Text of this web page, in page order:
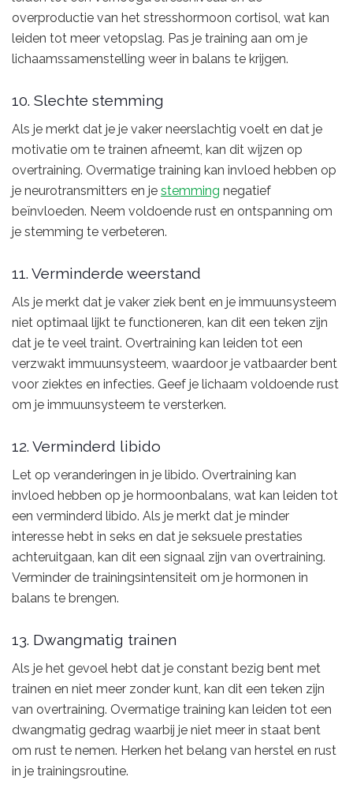
overproductie van het stresshormoon cortisol, wat kan
leiden tot meer vetopslag. Pas je training aan om je
lichaamssamenstelling weer in balans te krijgen.
10. Slechte stemming
Als je merkt dat je je vaker neerslachtig voelt en dat je
motivatie om te trainen afneemt, kan dit wijzen op
overtraining. Overmatige training kan invloed hebben op
je neurotransmitters en je stemming negatief
beïnvloeden. Neem voldoende rust en ontspanning om
je stemming te verbeteren.
11. Verminderde weerstand
Als je merkt dat je vaker ziek bent en je immuunsysteem
niet optimaal lijkt te functioneren, kan dit een teken zijn
dat je te veel traint. Overtraining kan leiden tot een
verzwakt immuunsysteem, waardoor je vatbaarder bent
voor ziektes en infecties. Geef je lichaam voldoende rust
om je immuunsysteem te versterken.
12. Verminderd libido
Let op veranderingen in je libido. Overtraining kan
invloed hebben op je hormoonbalans, wat kan leiden tot
een verminderd libido. Als je merkt dat je minder
interesse hebt in seks en dat je seksuele prestaties
achteruitgaan, kan dit een signaal zijn van overtraining.
Verminder de trainingsintensiteit om je hormonen in
balans te brengen.
13. Dwangmatig trainen
Als je het gevoel hebt dat je constant bezig bent met
trainen en niet meer zonder kunt, kan dit een teken zijn
van overtraining. Overmatige training kan leiden tot een
dwangmatig gedrag waarbij je niet meer in staat bent
om rust te nemen. Herken het belang van herstel en rust
in je trainingsroutine.